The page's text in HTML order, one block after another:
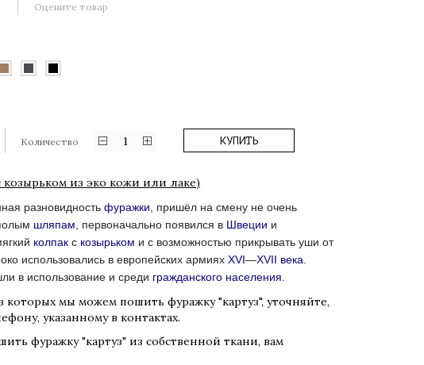
Оцените товар
Количество 1 КУПИТЬ
козырьком из эко кожи или лаке)
разновидность фуражки , пришёл на смену не очень
шляпам , первоначально появился в Швеции и
колпак с козырьком и с возможностью прикрывать уши от
использовались в европейских армиях XVI—XVII века
в использование и среди гражданского населения
которых мы можем пошить фуражку "картуз", уточняйте,
указанному в контактах.
фуражку "картуз" из собственной ткани, вам